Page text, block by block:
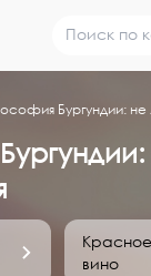
Бургундии: не
Красное
вино